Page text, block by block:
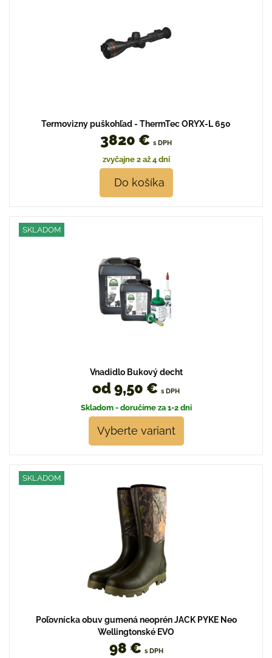
Termovizny puškohľad - ThermTec ORYX-L 650
3820 € s DPH
zvyčajne 2 až 4 dni
Do košíka
SKLADOM
Vnadidlo Bukový decht
od 9,50 € s DPH
Skladom - doručíme za 1-2 dni
Vyberte variant
SKLADOM
Poľovnícka obuv gumená neoprén JACK PYKE Neo
Wellingtonské EVO
98 € s DPH